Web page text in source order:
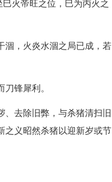
火帝旺之位，巳为丙火之
涸，火炎水涸之局已成，若
锋犀利。
、去除旧弊，与杀猪清扫旧
之义昭然杀猪以迎新岁或节